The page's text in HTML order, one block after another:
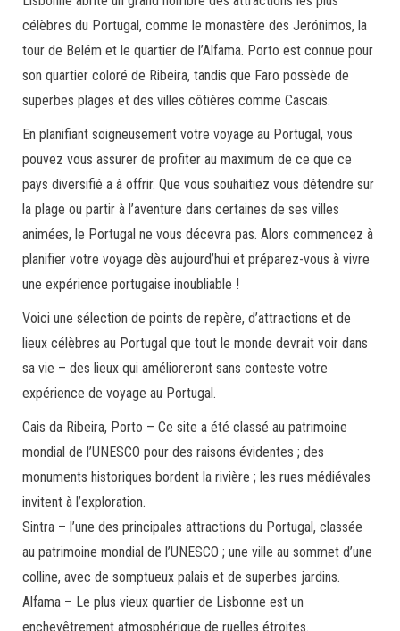
célèbres du Portugal, comme le monastère des Jerónimos, la
tour de Belém et le quartier de l’Alfama. Porto est connue pour
son quartier coloré de Ribeira, tandis que Faro possède de
superbes plages et des villes côtières comme Cascais.
En planifiant soigneusement votre voyage au Portugal, vous
pouvez vous assurer de profiter au maximum de ce que ce
pays diversifié a à offrir. Que vous souhaitiez vous détendre sur
la plage ou partir à l’aventure dans certaines de ses villes
animées, le Portugal ne vous décevra pas. Alors commencez à
planifier votre voyage dès aujourd’hui et préparez-vous à vivre
une expérience portugaise inoubliable !
Voici une sélection de points de repère, d’attractions et de
lieux célèbres au Portugal que tout le monde devrait voir dans
sa vie – des lieux qui amélioreront sans conteste votre
expérience de voyage au Portugal.
Cais da Ribeira, Porto – Ce site a été classé au patrimoine
mondial de l’UNESCO pour des raisons évidentes ; des
monuments historiques bordent la rivière ; les rues médiévales
invitent à l’exploration.
Sintra – l’une des principales attractions du Portugal, classée
au patrimoine mondial de l’UNESCO ; une ville au sommet d’une
colline, avec de somptueux palais et de superbes jardins.
Alfama – Le plus vieux quartier de Lisbonne est un
enchevêtrement atmosphérique de ruelles étroites.